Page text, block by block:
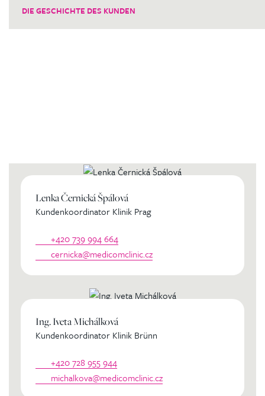
DIE GESCHICHTE DES KUNDEN
Lenka Černická Špálová
Kundenkoordinator Klinik Prag
+420 739 994 664
cernicka@medicomclinic.cz
Ing. Iveta Michálková
Kundenkoordinator Klinik Brünn
+420 728 955 944
michalkova@medicomclinic.cz